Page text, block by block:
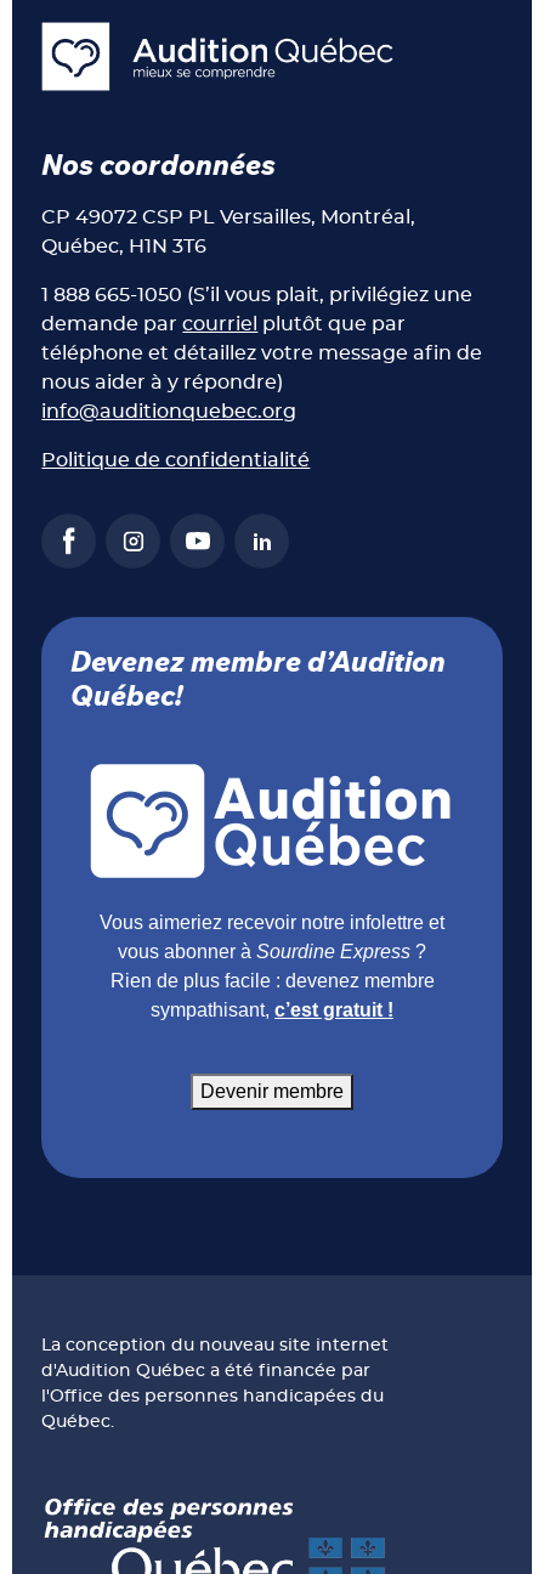
Nos coordonnées
CP 49072 CSP PL Versailles, Montréal,
Québec, H1N 3T6
1 888 665-1050 (S’il vous plait, privilégiez une
demande parcourriel plutôt que par
téléphone et détaillez votre message afin de
nous aider à y répondre)
info@auditionquebec.org
Politique de confidentialité
Devenez membre d’Audition
Québec!
Vous aimeriez recevoir notre infolettre et
vous abonner à Sourdine Express ?
Rien de plus facile : devenez membre
sympathisant, c’est gratuit !
Devenir membre
La conception du nouveau site internet
d'Audition Québec a été financée par
l'Office des personnes handicapées du
Québec.